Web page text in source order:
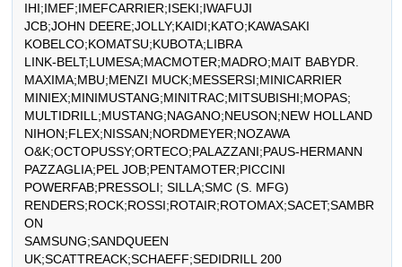
IHI;IMEF;IMEFCARRIER;ISEKI;IWAFUJI
JCB;JOHN DEERE;JOLLY;KAIDI;KATO;KAWASAKI
KOBELCO;KOMATSU;KUBOTA;LIBRA
LINK-BELT;LUMESA;MACMOTER;MADRO;MAIT BABYDR.
MAXIMA;MBU;MENZI MUCK;MESSERSI;MINICARRIER
MINIEX;MINIMUSTANG;MINITRAC;MITSUBISHI;MOPAS;
MULTIDRILL;MUSTANG;NAGANO;NEUSON;NEW HOLLAND
NIHON;FLEX;NISSAN;NORDMEYER;NOZAWA
O&K;OCTOPUSSY;ORTECO;PALAZZANI;PAUS-HERMANN
PAZZAGLIA;PEL JOB;PENTAMOTER;PICCINI
POWERFAB;PRESSOLI; SILLA;SMC (S. MFG)
RENDERS;ROCK;ROSSI;ROTAIR;ROTOMAX;SACET;SAMBR
ON
SAMSUNG;SANDQUEEN
UK;SCATTREACK;SCHAEFF;SEDIDRILL 200